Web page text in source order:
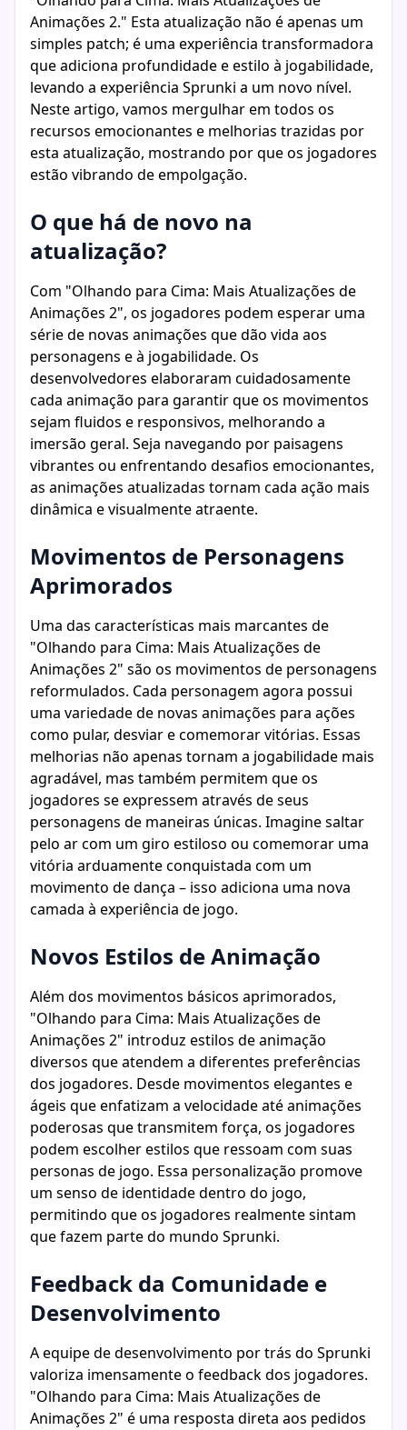
Animações 2." Esta atualização não é apenas um
simples patch; é uma experiência transformadora
que adiciona profundidade e estilo à jogabilidade,
levando a experiência Sprunki a um novo nível.
Neste artigo, vamos mergulhar em todos os
recursos emocionantes e melhorias trazidas por
esta atualização, mostrando por que os jogadores
estão vibrando de empolgação.
O que há de novo na
atualização?
Com "Olhando para Cima: Mais Atualizações de
Animações 2", os jogadores podem esperar uma
série de novas animações que dão vida aos
personagens e à jogabilidade. Os
desenvolvedores elaboraram cuidadosamente
cada animação para garantir que os movimentos
sejam fluidos e responsivos, melhorando a
imersão geral. Seja navegando por paisagens
vibrantes ou enfrentando desafios emocionantes,
as animações atualizadas tornam cada ação mais
dinâmica e visualmente atraente.
Movimentos de Personagens
Aprimorados
Uma das características mais marcantes de
"Olhando para Cima: Mais Atualizações de
Animações 2" são os movimentos de personagens
reformulados. Cada personagem agora possui
uma variedade de novas animações para ações
como pular, desviar e comemorar vitórias. Essas
melhorias não apenas tornam a jogabilidade mais
agradável, mas também permitem que os
jogadores se expressem através de seus
personagens de maneiras únicas. Imagine saltar
pelo ar com um giro estiloso ou comemorar uma
vitória arduamente conquistada com um
movimento de dança – isso adiciona uma nova
camada à experiência de jogo.
Novos Estilos de Animação
Além dos movimentos básicos aprimorados,
"Olhando para Cima: Mais Atualizações de
Animações 2" introduz estilos de animação
diversos que atendem a diferentes preferências
dos jogadores. Desde movimentos elegantes e
ágeis que enfatizam a velocidade até animações
poderosas que transmitem força, os jogadores
podem escolher estilos que ressoam com suas
personas de jogo. Essa personalização promove
um senso de identidade dentro do jogo,
permitindo que os jogadores realmente sintam
que fazem parte do mundo Sprunki.
Feedback da Comunidade e
Desenvolvimento
A equipe de desenvolvimento por trás do Sprunki
valoriza imensamente o feedback dos jogadores.
"Olhando para Cima: Mais Atualizações de
Animações 2" é uma resposta direta aos pedidos